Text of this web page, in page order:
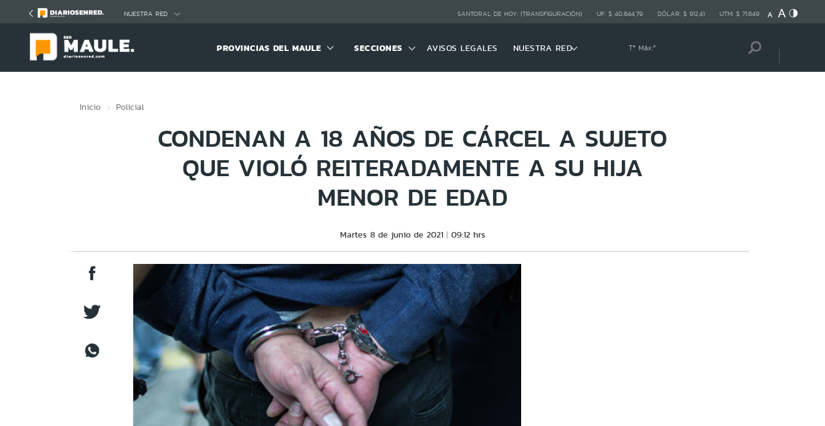
NUESTRA RED SANTORAL DE HOY: (TRANSFIGURACIÓN) UF: $ 40.844,79 DÓLAR: $ 912,41 UTM: $ 71.649
PROVINCIAS DEL MAULE SECCIONES AVISOS LEGALES NUESTRA RED Tª Máx:º
Inicio Policial
CONDENAN A 18 AÑOS DE CÁRCEL A SUJETO
QUE VIOLÓ REITERADAMENTE A SU HIJA
MENOR DE EDAD
Martes 8 de junio de 2021 09:12 hrs